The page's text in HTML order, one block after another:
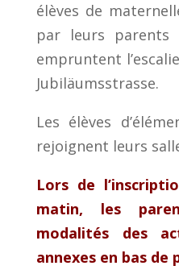
élèves de
par leurs parents
empruntent
Jubiläumsstrasse.
Les élèves
rejoignent leurs
Lors de
matin, les
modalités des
annexes en bas de